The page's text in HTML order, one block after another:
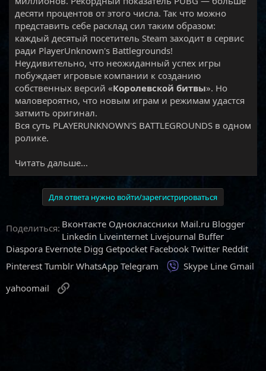
десяти процентов от этого числа. Так что можно
представить себе расклад сил таким образом:
каждый десятый посетитель Steam заходит в сервис
ради PlayerUnknown's Battlegrounds!
Неудивительно, что неожиданный успех игры
побуждает игровые компании к созданию
собственных версий «Королевской битвы». Но
маловероятно, что новым играм и режимам удастся
затмить оригинал.
Вся суть PLAYERUNKNOWN'S BATTLEGROUNDS в одном
ролике.​
Читать дальше...
Для ответа нужно войти/зарегистрироваться
Поделиться: Вконтакте Одноклассники Mail.ru Blogger
Linkedin Liveinternet Livejournal Buffer
Diaspora Evernote Digg Getpocket Facebook Twitter Reddit
Pinterest Tumblr WhatsApp Telegram Viber
Skype Line Gmail
yahoomail